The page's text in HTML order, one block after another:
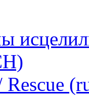
Rescue